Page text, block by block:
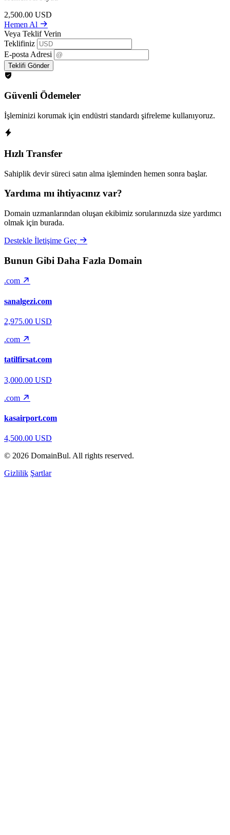
2,500.00 USD
Hemen Al
Veya Teklif Verin
Teklifiniz
E-posta Adresi
Teklifi Gönder
Güvenli Ödemeler
İşleminizi korumak için endüstri standardı şifreleme kullanıyoruz.
Hızlı Transfer
Sahiplik devir süreci satın alma işleminden hemen sonra başlar.
Yardıma mı ihtiyacınız var?
Domain uzmanlarından oluşan ekibimiz sorularınızda size yardımcı
olmak için burada.
Destekle İletişime Geç
Bunun Gibi Daha Fazla Domain
.com
sanalgezi.com
2,975.00 USD
.com
tatilfirsat.com
3,000.00 USD
.com
kasairport.com
4,500.00 USD
© 2026 DomainBul. All rights reserved.
Gizlilik Şartlar